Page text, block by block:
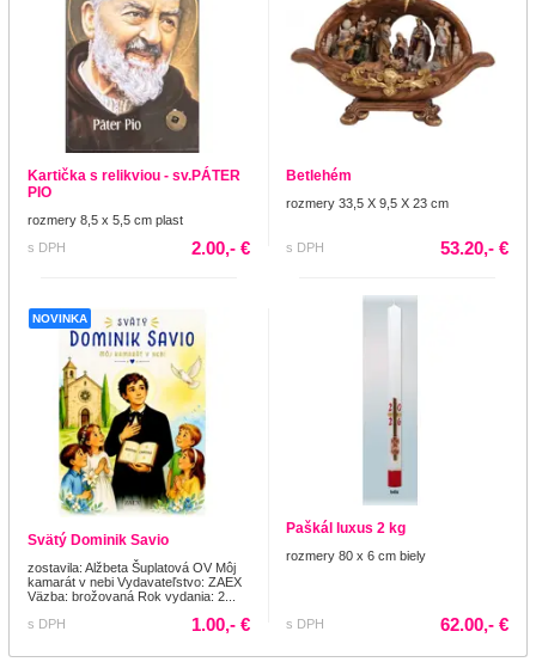
Kartička s relikviou - sv.PÁTER
PIO
rozmery 8,5 x 5,5 cm plast
s DPH
2.00,- €
Betlehém
rozmery 33,5 X 9,5 X 23 cm
s DPH 53.20,- €
NOVINKA
Svätý Dominik Savio
zostavila: Alžbeta Šuplatová OV Môj
kamarát v nebi Vydavateľstvo: ZAEX
Väzba: brožovaná Rok vydania: 2...
s DPH
1.00,- €
Paškál luxus 2 kg
rozmery 80 x 6 cm biely
s DPH 62.00,- €